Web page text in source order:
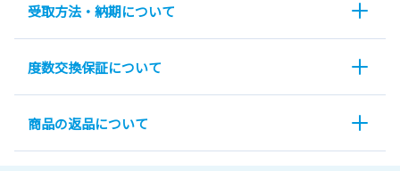
受取方法・納期について
度数交換保証について
商品の返品について